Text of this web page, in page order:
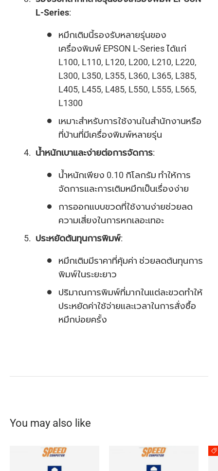
L-Series:
หมึกเติมนี้รองรับหลายรุ่นของ
เครื่องพิมพ์ EPSON L-Series ได้แก่
L100, L110, L120, L200, L210, L220,
L300, L350, L355, L360, L365, L385,
L405, L455, L485, L550, L555, L565,
L1300
เหมาะสำหรับการใช้งานในสำนักงานหรือ
ที่บ้านที่มีเครื่องพิมพ์หลายรุ่น
น้ำหนักเบาและง่ายต่อการจัดการ:
น้ำหนักเพียง 0.10 กิโลกรัม ทำให้การ
จัดการและการเติมหมึกเป็นเรื่องง่าย
การออกแบบขวดที่ใช้งานง่ายช่วยลด
ความเสี่ยงในการหกเลอะเทอะ
ประหยัดต้นทุนการพิมพ์:
หมึกเติมมีราคาที่คุ้มค่า ช่วยลดต้นทุนการ
พิมพ์ในระยะยาว
ปริมาณการพิมพ์ที่มากในแต่ละขวดทำให้
ประหยัดค่าใช้จ่ายและเวลาในการสั่งซื้อ
หมึกบ่อยครั้ง
You may also like